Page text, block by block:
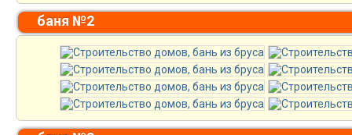
баня №2